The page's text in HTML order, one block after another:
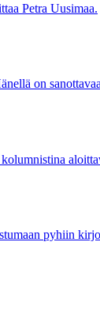
Petra Uusimaa.
on
pyhiin